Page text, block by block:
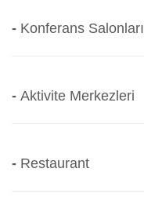
- Konferans Salonları
- Aktivite Merkezleri
- Restaurant